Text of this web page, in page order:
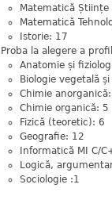
Matematică
Matematică
Istorie: 17
Proba la alegere a
Anatomie și
Biologie vegetală
Chimie
Chimie organică: 5
Fizică (teoretic): 6
Geografie: 12
Informatică MI C/
Logică,
Sociologie :1